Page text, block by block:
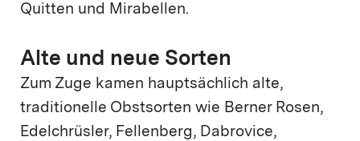
Quitten und Mirabellen.
Alte und neue Sorten
Zum Zuge kamen hauptsächlich alte,
traditionelle Obstsorten wie Berner Rosen,
Edelchrüsler, Fellenberg, Dabrovice,